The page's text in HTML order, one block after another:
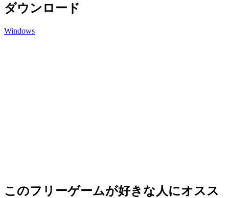
ダウンロード
Windows
このフリーゲームが好きな人にオスス